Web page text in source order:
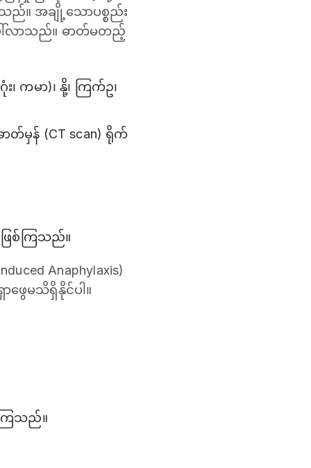
ည်။ အချို့သောပစ္စည်း
ေါ်လာသည်။ ဓာတ်မတည့်
၊ ကမာ)၊ နို့၊ ကြက်ဥ၊
တ်မှန် (CT scan) ရိုက်
ြစ်ကြသည်။
Anaphylaxis)
ဖွေမသိရှိနိုင်ပါ။
ကြသည်။